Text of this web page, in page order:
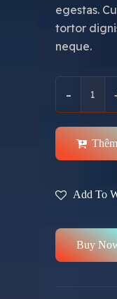
egestas.
tortor
neque.
Add To
Buy